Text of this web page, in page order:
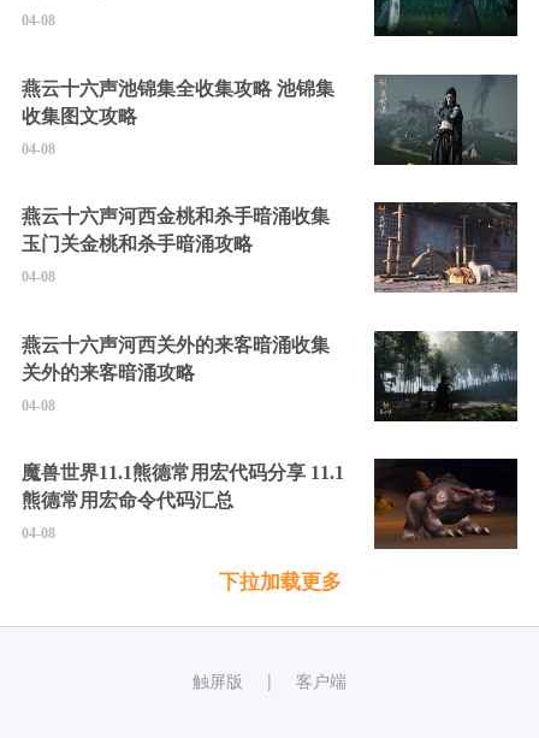
04-08
燕云十六声池锦集全收集攻略 池锦集
收集图文攻略
04-08
燕云十六声河西金桃和杀手暗涌收集
玉门关金桃和杀手暗涌攻略
04-08
燕云十六声河西关外的来客暗涌收集
关外的来客暗涌攻略
04-08
魔兽世界11.1熊德常用宏代码分享 11.1
熊德常用宏命令代码汇总
04-08
下拉加载更多
触屏版 | 客户端